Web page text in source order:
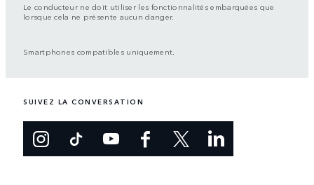
Le conducteur ne doit utiliser les fonctionnalités embarquées que
lorsque cela ne présente aucun danger.
Smartphones compatibles uniquement.
SUIVEZ LA CONVERSATION